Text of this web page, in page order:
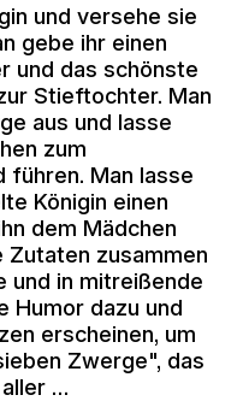
und versehe sie
gebe ihr einen
und das schönste
Stieftochter. Man
aus und lasse
zum
führen. Man lasse
Königin einen
dem Mädchen
Zutaten zusammen
und in mitreißende
Humor dazu und
erscheinen, um
Zwerge", das
…